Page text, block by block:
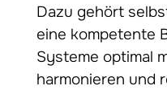
Dazu gehört
eine kompetente
Systeme optimal
harmonieren und